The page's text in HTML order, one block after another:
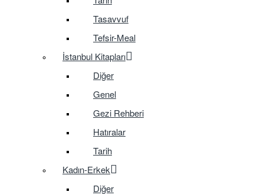
Tasavvuf
Tefsir-Meal
İstanbul Kitapları
Diğer
Genel
Gezi Rehberi
Hatıralar
Tarih
Kadın-Erkek
Diğer